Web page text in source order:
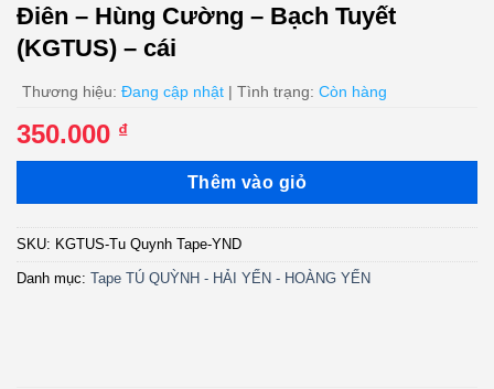
Điên – Hùng Cường – Bạch Tuyết
(KGTUS) – cái
Thương hiệu: Đang cập nhật | Tình trạng: Còn hàng
350.000 ₫
Thêm vào giỏ
SKU: KGTUS-Tu Quynh Tape-YND
Danh mục: Tape TÚ QUỲNH - HẢI YẾN - HOÀNG YẾN